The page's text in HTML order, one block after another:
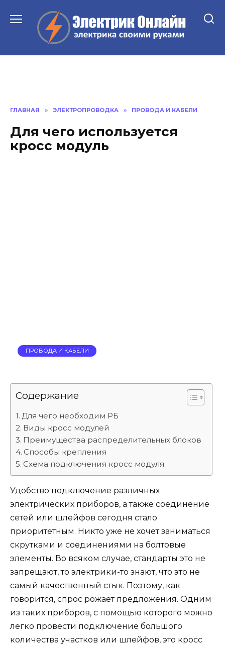
содержанию
ГЛАВНАЯ » ЭЛЕКТРОПРОВОДКА » ПРОВОДА И КАБЕЛИ
Для чего используется
кросс модуль
ПРОВОДА И КАБЕЛИ
Содержание
Для чего необходим РБ
Виды кросс модулей
Преимущества распределительных блоков
Способы крепления
Схема подключения кросс модуля
Удобство подключение различных
электрических приборов, а также соединение
сетей или шлейфов сегодня стало
приоритетным. Никто уже не хочет заниматься
скрутками и соединениями на болтовые
элементы. Во всяком случае, стандарты это не
запрещают, то электрики-то знают, что это не
самый качественный стык. Поэтому, как
говорится, спрос рожает предложения. Одним
из таких приборов, с помощью которого можно
легко провести подключение большого
количества участков или шлейфов, это кросс